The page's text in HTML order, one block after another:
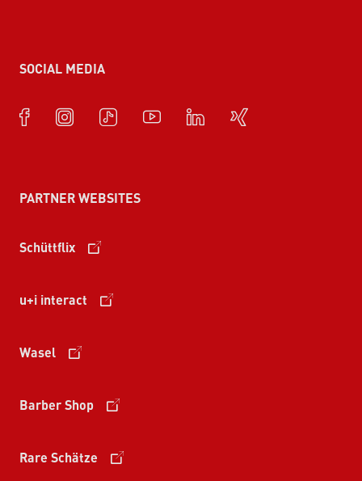
SOCIAL MEDIA
PARTNER WEBSITES
Schüttflix
u+i interact
Wasel
Barber Shop
Rare Schätze